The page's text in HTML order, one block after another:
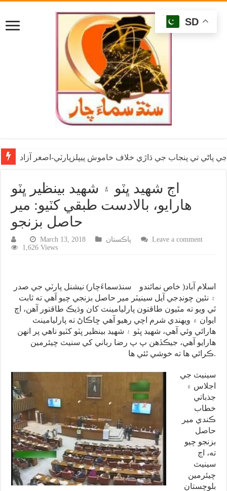
پاڻي تي پنجاب جي ڌاڙي خلاف خاموش پيپلزپارٽي-اصغر آزاد
اڄ شهيد ڀٽو ۽ شهيد بينظير ڀٽو
هارايو، بالادست طبقي کٽيو: مير
حاصل بزنجو
March 13, 2018 پاڪستان
Leave a comment
1,626 Views
اسلام آباد( خاص نمائندو سنڌسماءَچار) نيشنل پارٽي جي صدر
۽ نئين چونڊجي آيل سينيٽر مير حاصل بزنجي چيو آهي ته ثابت
ٿي ويو ته مٿيون طاقتون پارليامينٽ کان وڌيڪ طاقتور آهن، اڄ
ايوان ۾ ويهندي شرم اچي رهيو آهي ڇاڪاڻ ته پارليامينٽ
هارائي وئي آهي، شهيد ڀٽو ۽ شهيد بينظير ڀٽو کٽيو ناهي پر انهن
هارايو آهي، جيڪڏهن پ پ رضا رباني کي سنيٽ چيئرمين
ڪرائي ها ته خوشي ٿئي ها.
سينيٽ جي
اجلاس ۾
جذباتي
خطاب
ڪندي مير
حاصل
بزنجو چيو
ته، اڄ
سينيٽ
چيئرمين
بلوچستان
SD